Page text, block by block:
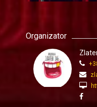
Organizator